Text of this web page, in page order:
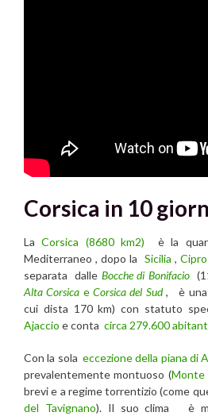
Corsica in 10
LaCorsica (8680 km2)
è la
Mediterraneo , dopo la Sicilia , Cipro
separata dalle Bocche diBonifacio
Alta Corsica eCorsica del Sud, è una
cui dista 170 km) con statuto
Ajaccio e conta circa 279.600
Con la solaeccezione della piana di
prevalentemente montuoso (Monte
brevi e a regime torrentizio (come
del Tavignano). Il suo clima